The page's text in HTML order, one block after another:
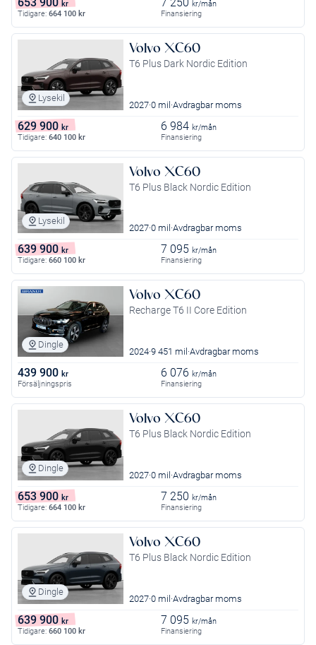
kr
Tidigare: 664 100 kr
kr/mån
Finansiering
Lysekil
Volvo XC60
T6 Plus Dark Nordic Edition
2027 0 mil Avdragbar moms
629 900 kr
Tidigare: 640 100 kr
6 984 kr/mån
Finansiering
Lysekil
Volvo XC60
T6 Plus Black Nordic Edition
2027 0 mil Avdragbar moms
639 900 kr
Tidigare: 660 100 kr
7 095 kr/mån
Finansiering
Dingle
Volvo XC60
Recharge T6 II Core Edition
2024 9 451 mil Avdragbar moms
439 900 kr
Försäljningspris
6 076 kr/mån
Finansiering
Dingle
Volvo XC60
T6 Plus Black Nordic Edition
2027 0 mil Avdragbar moms
653 900 kr
Tidigare: 664 100 kr
7 250 kr/mån
Finansiering
Dingle
Volvo XC60
T6 Plus Black Nordic Edition
2027 0 mil Avdragbar moms
639 900 kr
Tidigare: 660 100 kr
7 095 kr/mån
Finansiering